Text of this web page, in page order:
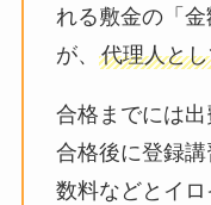
れる敷金の「
が、 代理人と
合格までには出
合格後に登録
数料などとイ